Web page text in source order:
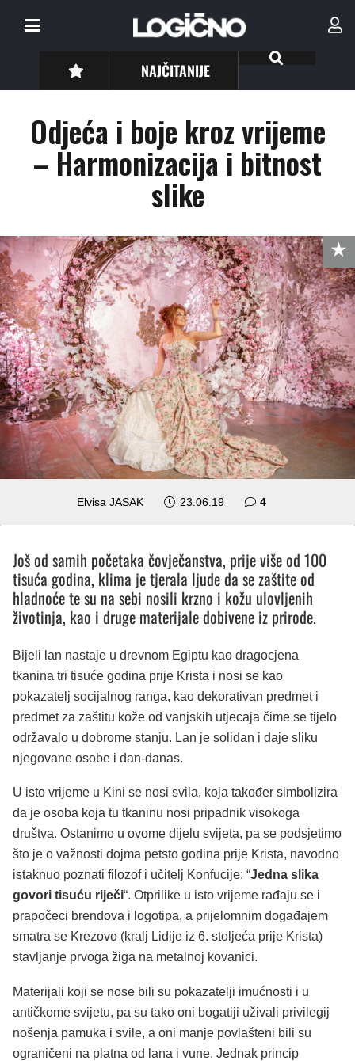
NAJČITANIJE
Odjeća i boje kroz vrijeme
– Harmonizacija i bitnost
slike
Elvisa JASAK 23.06.19 4komentara
Još od samih početaka čovječanstva, prije više od 100
tisuća godina, klima je tjerala ljude da se zaštite od
hladnoće te su na sebi nosili krzno i kožu ulovljenih
životinja, kao i druge materijale dobivene iz prirode.
Bijeli lan nastaje u drevnom Egiptu kao dragocjena
tkanina tri tisuće godina prije Krista i nosi se kao
pokazatelj socijalnog ranga, kao dekorativan predmet i
predmet za zaštitu kože od vanjskih utjecaja čime se tijelo
održavalo u dobrome stanju. Lan je solidan i daje sliku
njegovane osobe i dan-danas.
U isto vrijeme u Kini se nosi svila, koja također simbolizira
da je osoba koja tu tkaninu nosi pripadnik visokoga
društva. Ostanimo u ovome dijelu svijeta, pa se podsjetimo
što je o važnosti dojma petsto godina prije Krista, navodno
istaknuo poznati filozof i učitelj Konfucije: “Jedna slika
govori tisuću riječi“. Otprilike u isto vrijeme rađaju se i
prapočeci brendova i logotipa, a prijelomnim događajem
smatra se Krezovo (kralj Lidije iz 6. stoljeća prije Krista)
stavljanje prvoga žiga na metalnoj kovanici.
Materijali koji se nose bili su pokazatelji imućnosti i u
antičkome svijetu, pa su tako oni bogatiji uživali privilegij
nošenja pamuka i svile, a oni manje povlašteni bili su
ograničeni na platna od lana i vune. Jednak princip